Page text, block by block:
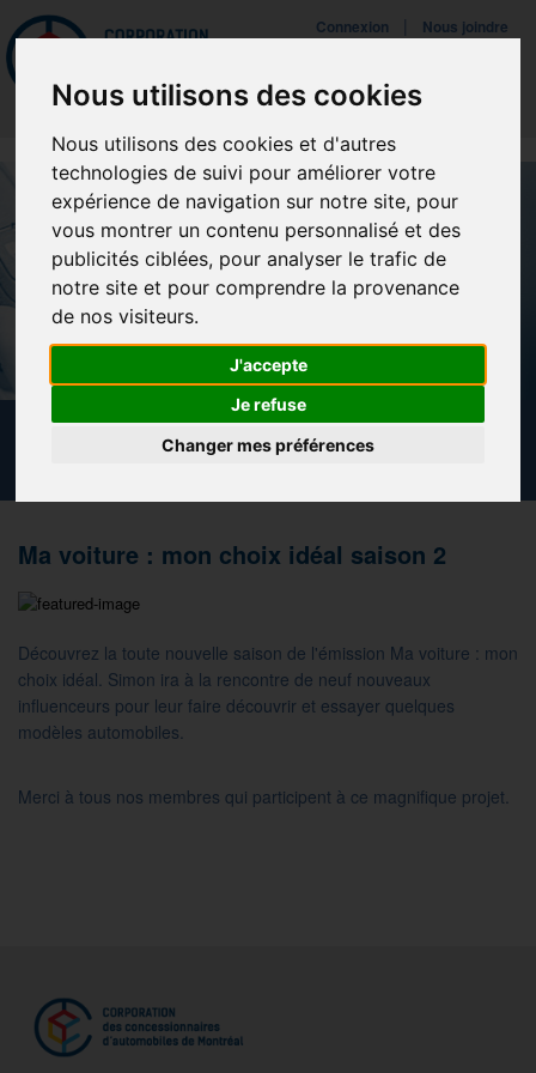
Nous utilisons des cookies
Nous utilisons des cookies et d'autres
technologies de suivi pour améliorer votre
expérience de navigation sur notre site, pour
vous montrer un contenu personnalisé et des
publicités ciblées, pour analyser le trafic de
notre site et pour comprendre la provenance
de nos visiteurs.
J'accepte
Je refuse
Changer mes préférences
Mettreà jour vos préférences de témoins
Connexion Nous joindre
NOUVELLES
Ma voiture : mon choix idéal saison 2
Découvrez la toute nouvelle saison de l'émission Ma voiture : mon
choix idéal. Simon ira à la rencontre de neuf nouveaux
influenceurs pour leur faire découvrir et essayer quelques
modèles automobiles.
Merci à tous nos membres qui participent à ce magnifique projet.